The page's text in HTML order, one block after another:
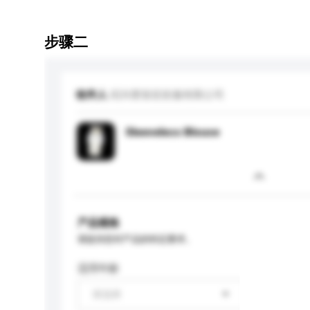
步骤二
收件人
Sleeveless Blouse
产品规格
适用年龄